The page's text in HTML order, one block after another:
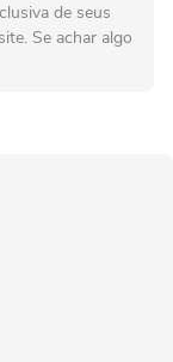
de seus
Se achar algo